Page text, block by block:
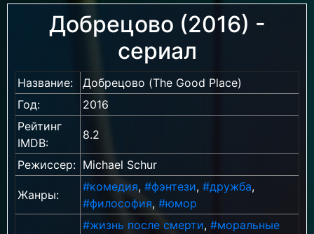
Добрецово (2016) -
сериал
Название:
Добрецово (The Good Place)
Год:
2016
Рейтинг
IMDB:
8.2
Режиссер: Michael Schur
Жанры:
#комедия, #фэнтези, #дружба,
#философия, #юмор
#жизнь после смерти, #моральные